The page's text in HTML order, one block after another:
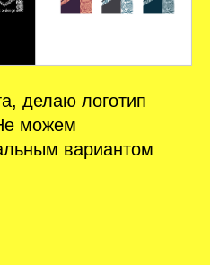
делаю логотип
можем
вариантом